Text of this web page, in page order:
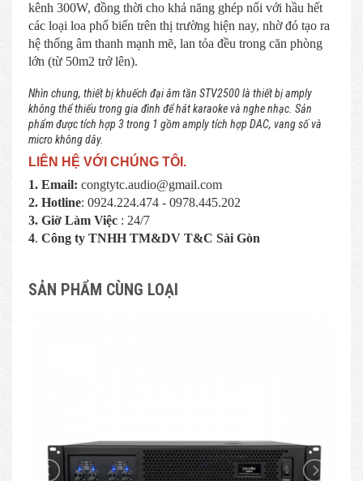
kênh 300W, đồng thời cho khả năng ghép nối với hầu hết
các loại loa phổ biến trên thị trường hiện nay, nhờ đó tạo ra
hệ thống âm thanh mạnh mẽ, lan tỏa đều trong căn phòng
lớn (từ 50m2 trở lên).
Nhìn chung, thiết bị khuếch đại âm tần STV2500 là thiết bị amply
không thể thiếu trong gia đình để hát karaoke và nghe nhạc. Sản
phẩm được tích hợp 3 trong 1 gồm amply tích hợp DAC, vang số và
micro không dây.
LIÊN HỆ VỚI CHÚNG TÔI.
1. Email: congtytc.audio@gmail.com
2. Hotline: 0924.224.474 - 0978.445.202
3. Giờ Làm Việc : 24/7
4. Công ty TNHH TM&DV T&C Sài Gòn
SẢN PHẨM CÙNG LOẠI